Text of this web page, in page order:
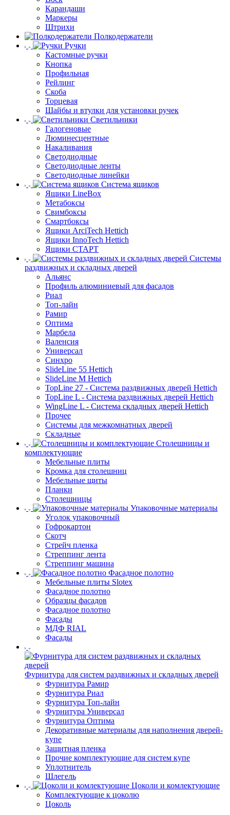
Карандаши
Маркеры
Штрихи
Полкодержатели
Ручки
Кастомные ручки
Кнопка
Профильная
Рейлинг
Скоба
Торцевая
Шайбы и втулки для установки ручек
Светильники
Галогеновые
Люминесцентные
Накаливания
Светодиодные
Светодиодные ленты
Светодиодные линейки
Система ящиков
Ящики LineBox
Метабоксы
Свимбоксы
Смартбоксы
Ящики ArciTech Hettich
Ящики InnoTech Hettich
Ящики СТАРТ
Системы
раздвижных и складных дверей
Альянс
Профиль алюминиевый для фасадов
Риал
Топ-лайн
Рамир
Оптима
Марбела
Валенсия
Универсал
Синхро
SlideLine 55 Hettich
SlideLine M Hettich
TopLine 27 - Система раздвижных дверей Hettich
TopLine L - Система раздвижных дверей Hettich
WingLine L - Система складных дверей Hettich
Прочее
Системы для межкомнатных дверей
Складные
Столешницы и
комплектующие
Мебельные плиты
Кромка для столешниц
Мебельные щиты
Планки
Столешницы
Упаковочные материалы
Уголок упаковочный
Гофрокартон
Скотч
Стрейч пленка
Стреппинг лента
Стреппинг машина
Фасадное полотно
Мебельные плиты Slotex
Фасадное полотно
Образцы фасадов
Фасадное полотно
Фасады
МДФ RIAL
Фасады
Фурнитура для систем раздвижных и складных дверей
Фурнитура Рамир
Фурнитура Риал
Фурнитура Топ-лайн
Фурнитура Универсал
Фурнитура Оптима
Декоративные материалы для наполнения дверей-
купе
Защитная пленка
Прочие комплектующие для систем купе
Уплотнитель
Шлегель
Цоколи и комлектующие
Комплектующие к цоколю
Цоколь